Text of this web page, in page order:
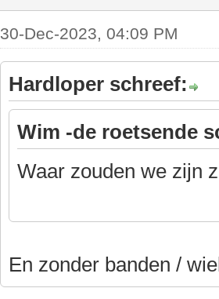
30-Dec-2023, 04:09 PM
Hardloper schreef:
Wim -de roetsende
Waar zouden we zijn
En zonder banden /